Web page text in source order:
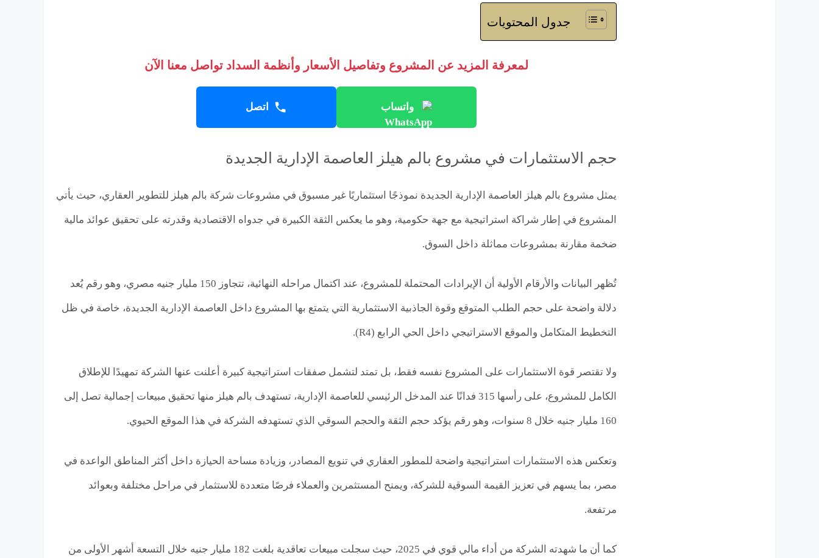
جدول المحتويات
لمعرفة المزيد عن المشروع وتفاصيل الأسعار وأنظمة السداد تواصل معنا الآن
واتساب اتصل
حجم الاستثمارات في مشروع بالم هيلز العاصمة الإدارية الجديدة
يمثل مشروع بالم هيلز العاصمة الإدارية الجديدة نموذجًا استثماريًا غير مسبوق في مشروعات شركة بالم هيلز للتطوير العقاري، حيث يأتي
المشروع في إطار شراكة استراتيجية مع جهة حكومية، وهو ما يعكس الثقة الكبيرة في جدواه الاقتصادية وقدرته على تحقيق عوائد مالية
ضخمة مقارنة بمشروعات مماثلة داخل السوق.
تُظهر البيانات والأرقام الأولية أن الإيرادات المحتملة للمشروع، عند اكتمال مراحله النهائية، تتجاوز 150 مليار جنيه مصري، وهو رقم يُعد
دلالة واضحة على حجم الطلب المتوقع وقوة الجاذبية الاستثمارية التي يتمتع بها المشروع داخل العاصمة الإدارية الجديدة، خاصة في ظل
التخطيط المتكامل والموقع الاستراتيجي داخل الحي الرابع (R4).
ولا تقتصر قوة الاستثمارات على المشروع نفسه فقط، بل تمتد لتشمل صفقات استراتيجية كبيرة أعلنت عنها الشركة تمهيدًا للإطلاق
الكامل للمشروع، على رأسها 315 فدانًا عند المدخل الرئيسي للعاصمة الإدارية، تستهدف بالم هيلز منها تحقيق مبيعات إجمالية تصل إلى
160 مليار جنيه خلال 8 سنوات، وهو رقم يؤكد حجم الثقة والحجم السوقي الذي تستهدفه الشركة في هذا الموقع الحيوي.
وتعكس هذه الاستثمارات استراتيجية واضحة للمطور العقاري في تنويع المصادر، وزيادة مساحة الحيازة داخل أكثر المناطق الواعدة في
مصر، بما يسهم في تعزيز القيمة السوقية للشركة، ويمنح المستثمرين والعملاء فرصًا متعددة للاستثمار في مراحل مختلفة وبعوائد
مرتفعة.
كما أن ما شهدته الشركة من أداء مالي قوي في 2025، حيث سجلت مبيعات تعاقدية بلغت 182 مليار جنيه خلال التسعة أشهر الأولى من